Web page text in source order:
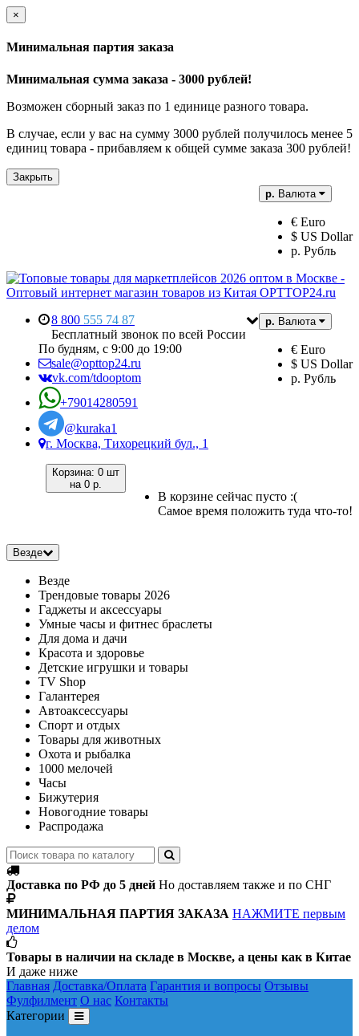
×
Минимальная партия заказа
Минимальная сумма заказа - 3000 рублей!
Возможен сборный заказ по 1 единице разного товара.
В случае, если у вас на сумму 3000 рублей получилось менее 5
единиц товара - прибавляем к общей сумме заказа 300 рублей!
Закрыть
р. Валюта
€ Euro
$ US Dollar
р. Рубль
р. Валюта
€ Euro
$ US Dollar
р. Рубль
8 800 555 74 87
Бесплатный звонок по всей России
По будням, с 9:00 до 19:00
sale@opttop24.ru
vk.com/tdooptom
+79014280591
@kuraka1
г. Москва, Тихорецкий бул., 1
Корзина: 0 шт
на 0 р.
В корзине сейчас пусто :(
Самое время положить туда что-то!
Везде
Везде
Трендовые товары 2026
Гаджеты и аксессуары
Умные часы и фитнес браслеты
Для дома и дачи
Красота и здоровье
Детские игрушки и товары
TV Shop
Галантерея
Автоаксессуары
Спорт и отдых
Товары для животных
Охота и рыбалка
1000 мелочей
Часы
Бижутерия
Новогодние товары
Распродажа
Доставка по РФ до 5 дней Но доставляем также и по СНГ
МИНИМАЛЬНАЯ ПАРТИЯ ЗАКАЗА НАЖМИТЕ первым
делом
Товары в наличии на складе в Москве, а цены как в Китае
И даже ниже
Главная Доставка/Оплата Гарантия и вопросы Отзывы
Фулфилмент О нас Контакты
Категории